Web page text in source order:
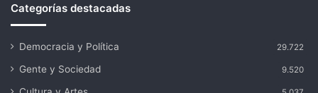
Categorías destacadas
Democracia y Política 29.722
Gente y Sociedad 9.520